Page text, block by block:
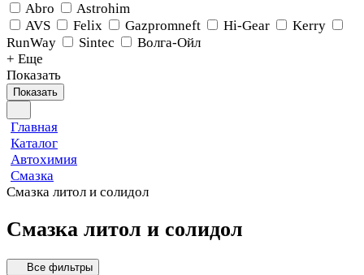
Abro
Astrohim
AVS
Felix Gazpromneft Hi-Gear
Kerry
RunWay
Sintec
Волга-Ойл
+ Еще
Показать
Показать
Главная
Каталог
Автохимия
Смазка
Смазка литол и солидол
Смазка литол и солидол
Все фильтры